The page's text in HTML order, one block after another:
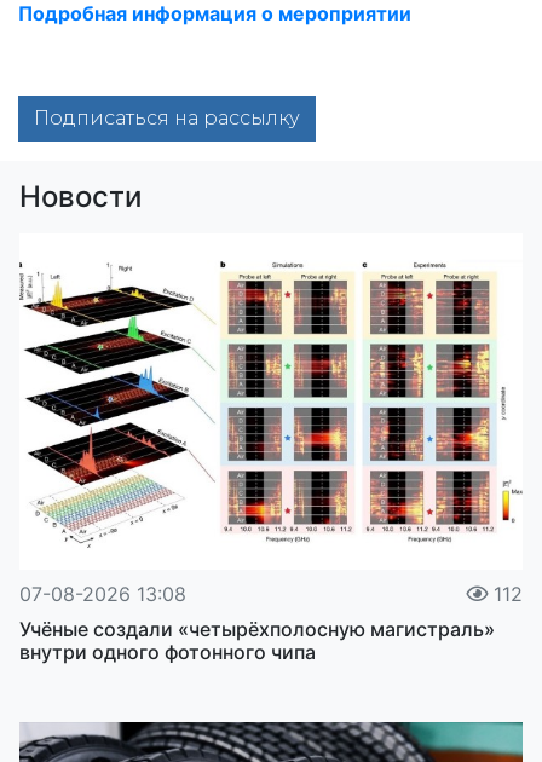
Подробная информация о мероприятии
Подписаться на рассылку
Новости
07-08-2026 13:08
112
Учёные создали «четырёхполосную магистраль»
внутри одного фотонного чипа